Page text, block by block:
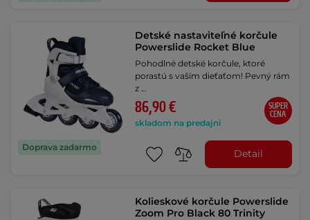
Doprava zadarmo
Detské nastaviteľné korčule
Powerslide Rocket Blue
Pohodlné detské korčule, ktoré
porastú s vaším dieťaťom! Pevný rám
z …
86,90 €
skladom na predajni
SUPER
CENA
Detail
Kolieskové korčule Powerslide
Zoom Pro Black 80 Trinity